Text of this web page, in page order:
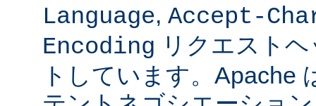
Language, Accept-
Encoding リクエスト
トしています。Apache